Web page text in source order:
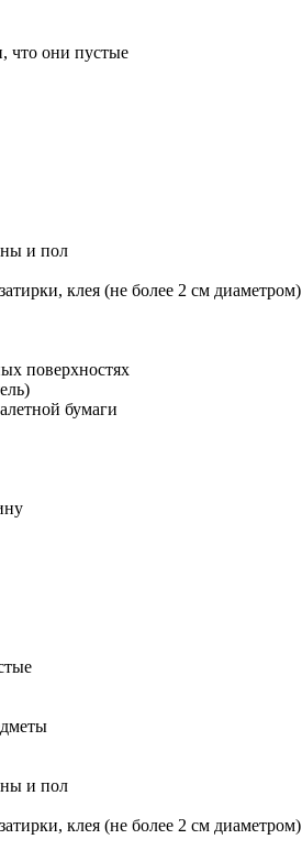
что они пустые
и пол
клея (не более 2 см диаметром)
поверхностях
бумаги
и пол
клея (не более 2 см диаметром)